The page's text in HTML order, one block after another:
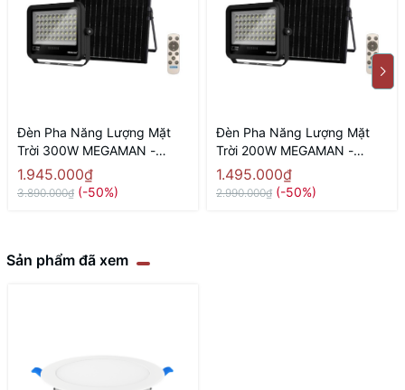
Đèn Pha Năng Lượng Mặt
Trời 300W MEGAMAN -
YTFL002SL 300W 6500K
1.945.000₫
3.890.000₫ (-50%)
Đèn Pha Năng Lượng Mặt
Trời 200W MEGAMAN -
YTFL002SL 200W 6500K
1.495.000₫
2.990.000₫ (-50%)
Sản phẩm đã xem